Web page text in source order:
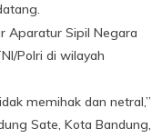
Aparatur Sipil Negara
Polri di wilayah
memihak dan netral,”
Sate, Kota Bandung,